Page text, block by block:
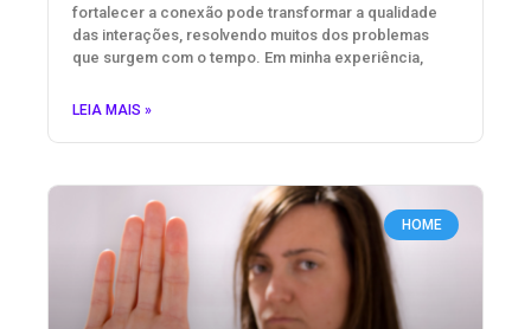
fortalecer a conexão pode transformar a qualidade
das interações, resolvendo muitos dos problemas
que surgem com o tempo. Em minha experiência,
LEIA MAIS »
HOME